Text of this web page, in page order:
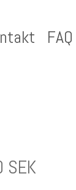
FAQ
SEKDet